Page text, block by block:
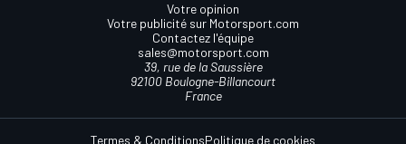
Votre opinion
Votre publicité sur Motorsport.com
Contactez l'équipe
sales@motorsport.com
39, rue de la Saussière
92100 Boulogne-Billancourt
France
Termes & ConditionsPolitique de cookies